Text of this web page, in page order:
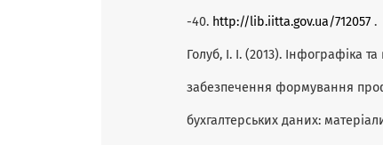
-40. http://lib.iitta.gov.ua/712057 .
Голуб, І. І. (2013). Інфографіка
забезпечення формування
бухгалтерських даних: